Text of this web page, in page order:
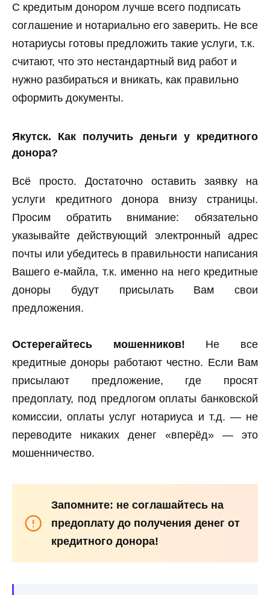
С кредитым донором лучше всего подписать
соглашение и нотариально его заверить. Не все
нотариусы готовы предложить такие услуги, т.к.
считают, что это нестандартный вид работ и
нужно разбираться и вникать, как правильно
оформить документы.
Якутск. Как получить деньги у кредитного
донора?
Всё просто. Достаточно оставить заявку на
услуги кредитного донора внизу страницы.
Просим обратить внимание: обязательно
указывайте действующий электронный адрес
почты или убедитесь в правильности написания
Вашего е-майла, т.к. именно на него кредитные
доноры будут присылать Вам свои
предложения.
Остерегайтесь мошенников! Не все
кредитные доноры работают честно. Если Вам
присылают предложение, где просят
предоплату, под предлогом оплаты банковской
комиссии, оплаты услуг нотариуса и т.д. — не
переводите никаких денег «вперёд» — это
мошенничество.
Запомните: не соглашайтесь на
предоплату до получения денег от
кредитного донора!